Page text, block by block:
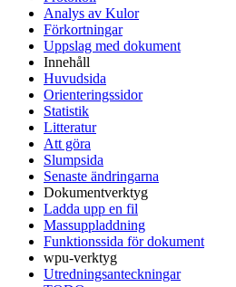
Analys av Kulor
Förkortningar
Uppslag med dokument
Innehåll
Huvudsida
Orienteringssidor
Statistik
Litteratur
Att göra
Slumpsida
Senaste ändringarna
Dokumentverktyg
Ladda upp en fil
Massuppladdning
Funktionssida för dokument
wpu-verktyg
Utredningsanteckningar